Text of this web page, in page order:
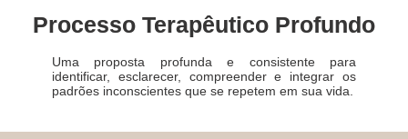
Processo Terapêutico Profundo
Uma proposta profunda e consistente para
identificar, esclarecer, compreender e integrar os
padrões inconscientes que se repetem em sua vida.